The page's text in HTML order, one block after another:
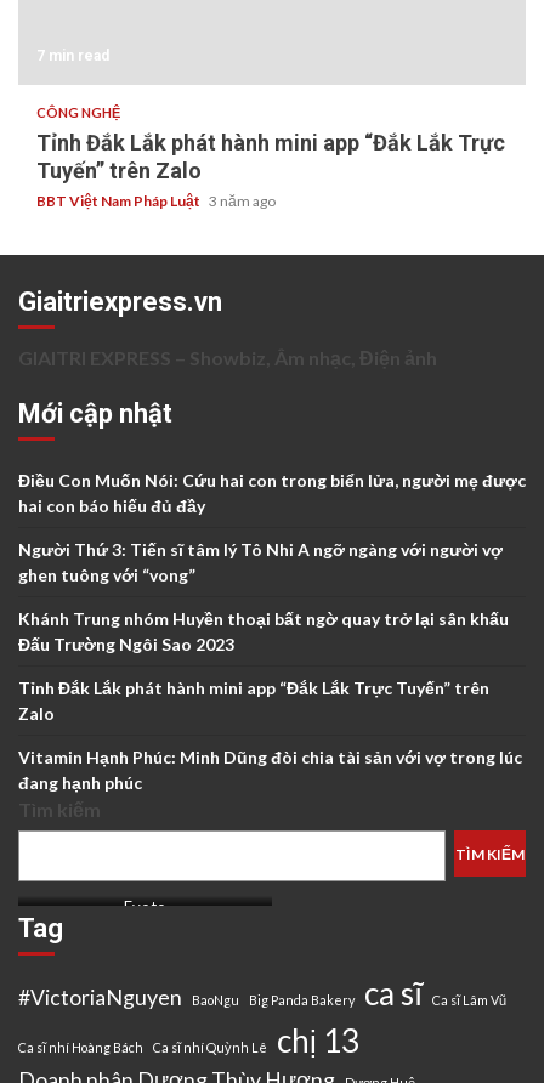
7 min read
CÔNG NGHỆ
Tỉnh Đắk Lắk phát hành mini app “Đắk Lắk Trực
Tuyến” trên Zalo
BBT Việt Nam Pháp Luật 3 năm ago
Giaitriexpress.vn
GIAITRI EXPRESS – Showbiz, Âm nhạc, Điện ảnh
Mới cập nhật
Điều Con Muốn Nói: Cứu hai con trong biển lửa, người mẹ được
hai con báo hiếu đủ đầy
Người Thứ 3: Tiến sĩ tâm lý Tô Nhi A ngỡ ngàng với người vợ
ghen tuông với “vong”
Khánh Trung nhóm Huyền thoại bất ngờ quay trở lại sân khấu
Đấu Trường Ngôi Sao 2023
Tỉnh Đắk Lắk phát hành mini app “Đắk Lắk Trực Tuyến” trên
Zalo
Vitamin Hạnh Phúc: Minh Dũng đòi chia tài sản với vợ trong lúc
đang hạnh phúc
Tìm kiếm
TÌM KIẾM
Evoto
Tag
#VictoriaNguyen BaoNgu Big Panda Bakery ca sĩ Ca sĩ Lâm Vũ
Ca sĩ nhí Hoàng Bách Ca sĩ nhí Quỳnh Lê chị 13